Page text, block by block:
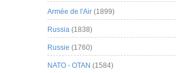
Armée de l'Air (1899)
Russia (1838)
Russie (1760)
NATO - OTAN (1584)